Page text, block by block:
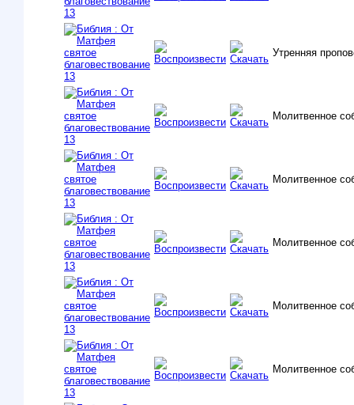
Утренняя
Молитвенное
Молитвенное
Молитвенное
Молитвенное
Молитвенное